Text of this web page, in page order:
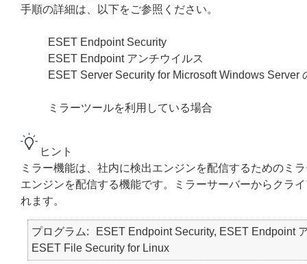
手順の詳細は、以下をご参照ください。
ESET Endpoint Security
ESET Endpoint アンチウイルス
ESET Server Security for Microsoft Windows Server
ミラーツールを利用している場合
ヒント
ミラー機能は、社内に検出エンジンを配信するためのミ
エンジンを配信する機能です。ミラーサーバーからクラ
れます。
プログラム
ESET Endpoint Security, ESET Endpoint
ESET File Security for Linux